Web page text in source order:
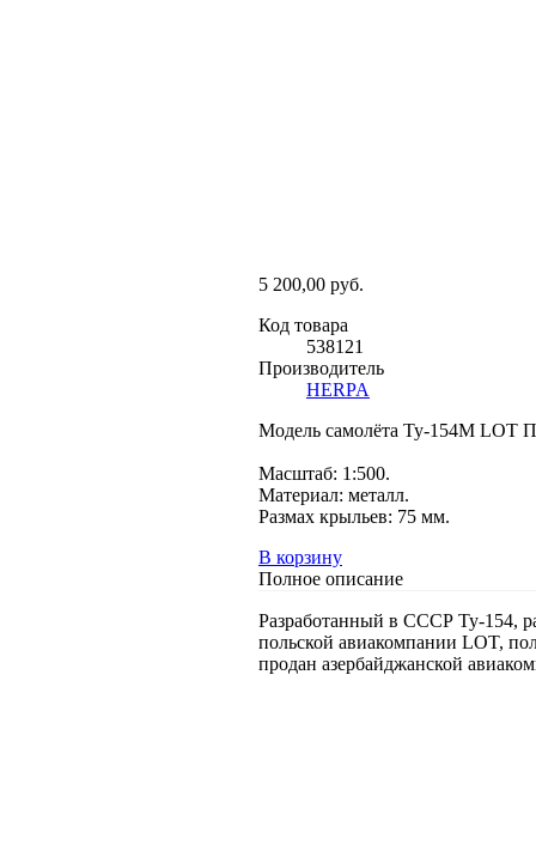
5 200,00 руб.
Код товара
538121
Производитель
HERPA
Модель самолёта Ту-154М LOT
Масштаб: 1:500.
Материал: металл.
Размах крыльев: 75 мм.
В корзину
Полное описание
Разработанный в СССР Ту-154,
польской авиакомпании LOT,
продан азербайджанской